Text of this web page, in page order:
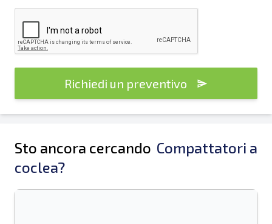
Richiedi un preventivo
Sto ancora cercando Compattatori a
coclea?